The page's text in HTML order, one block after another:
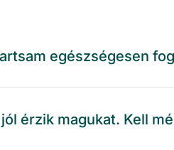
egészségesen
érzik magukat. Kell